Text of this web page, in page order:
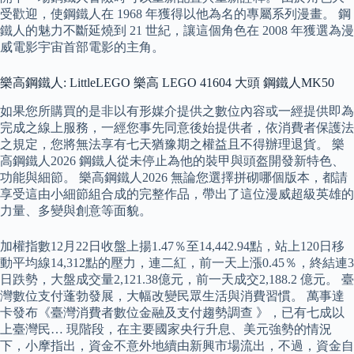
受歡迎，使鋼鐵人在 1968 年獲得以他為名的專屬系列漫畫。 鋼
鐵人的魅力不斷延燒到 21 世紀，讓這個角色在 2008 年獲選為漫
威電影宇宙首部電影的主角。
樂高鋼鐵人: LittleLEGO 樂高 LEGO 41604 大頭 鋼鐵人MK50
如果您所購買的是非以有形媒介提供之數位內容或一經提供即為
完成之線上服務，一經您事先同意後始提供者，依消費者保護法
之規定，您將無法享有七天猶豫期之權益且不得辦理退貨。 樂
高鋼鐵人2026 鋼鐵人從未停止為他的裝甲與頭盔開發新特色、
功能與細節。 樂高鋼鐵人2026 無論您選擇拼砌哪個版本，都請
享受這由小細節組合成的完整作品，帶出了這位漫威超級英雄的
力量、多變與創意等面貌。
加權指數12月22日收盤上揚1.47％至14,442.94點，站上120日移
動平均線14,312點的壓力，連二紅，前一天上漲0.45％，終結連3
日跌勢，大盤成交量2,121.38億元，前一天成交2,188.2 億元。 臺
灣數位支付蓬勃發展，大幅改變民眾生活與消費習慣。 萬事達
卡發布《臺灣消費者數位金融及支付趨勢調查 》，已有七成以
上臺灣民… 現階段，在主要國家央行升息、美元強勢的情況
下，小摩指出，資金不意外地續由新興市場流出，不過，資金自